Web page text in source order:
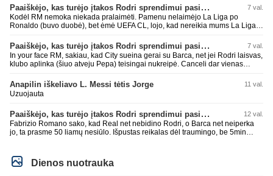
Paaiškėjo, kas turėjo įtakos Rodri sprendimui pasirinkti Barselonos pusę 7 val.
Kodėl RM nemoka niekada pralaimėti. Pamenu nelaimėjo La Liga po
Ronaldo (buvo duobė), bet ėmė UEFA CL, lojo, kad nereikia mums La Liga,
laimėti La Liga. Dabar vėl gavo nuo Barcos ir Rodri ateina ne pas juos, vėl
nereikia mums jo, senas ir t.t. Gal davai vyriškai priimkit tuos pralaimėjimus
be kvailų nereikia, nenorim ir t.t.
Paaiškėjo, kas turėjo įtakos Rodri sprendimui pasirinkti Barselonos pusę 7 val.
In your face RM, sakiau, kad City sueina gerai su Barca, net jei Rodri laisvas,
klubo aplinka (šiuo atveju Pepa) teisingai nukreipė. Canceli dar vienas
Super
Anapilin iškeliavo L. Messi tėtis Jorge 11 val.
Uzuojauta
Paaiškėjo, kas turėjo įtakos Rodri sprendimui pasirinkti Barselonos pusę 12 val.
Fabrizio Romano sako, kad Real net nebidino Rodri, o Barca net neiperka
jo, ta prasme 50 liamų nesiūlo. Išpustas reikalas dėl traumingo, be 5min
Dienos nuotrauka